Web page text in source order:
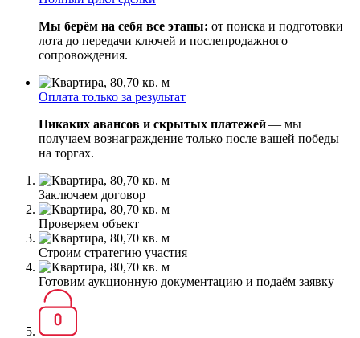
Мы берём на себя все этапы: от поиска и подготовки
лота до передачи ключей и послепродажного
сопровождения.
Оплата только за результат
Никаких авансов и скрытых платежей— мы
получаем вознаграждение только после вашей победы
на торгах.
Заключаем договор
Проверяем объект
Строим стратегию участия
Готовим аукционную документацию и подаём заявку